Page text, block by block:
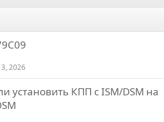
о
в
а
т
ь
о
т
ь
2026
установить КПП с ISM/DSM на